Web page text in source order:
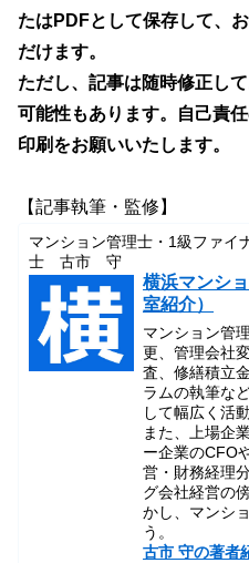
たはPDFとして保存して、
だけます。
ただし、記事は随時修正し
可能性もあります。自己責
印刷をお願いいたします。
【記事執筆・監修】
マンション管理士・1級ファイ
士 古市 守
横浜マンシ
室紹介）
マンション管
更、管理会社
査、修繕積立
ラムの執筆な
して幅広く活動
また、上場企
ー企業のCFO
営・財務経理
グ会社経営の
かし、マンシ
う。
古市 守の著者